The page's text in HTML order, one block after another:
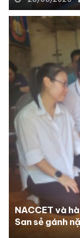
NACCET và
San sẻ gánh